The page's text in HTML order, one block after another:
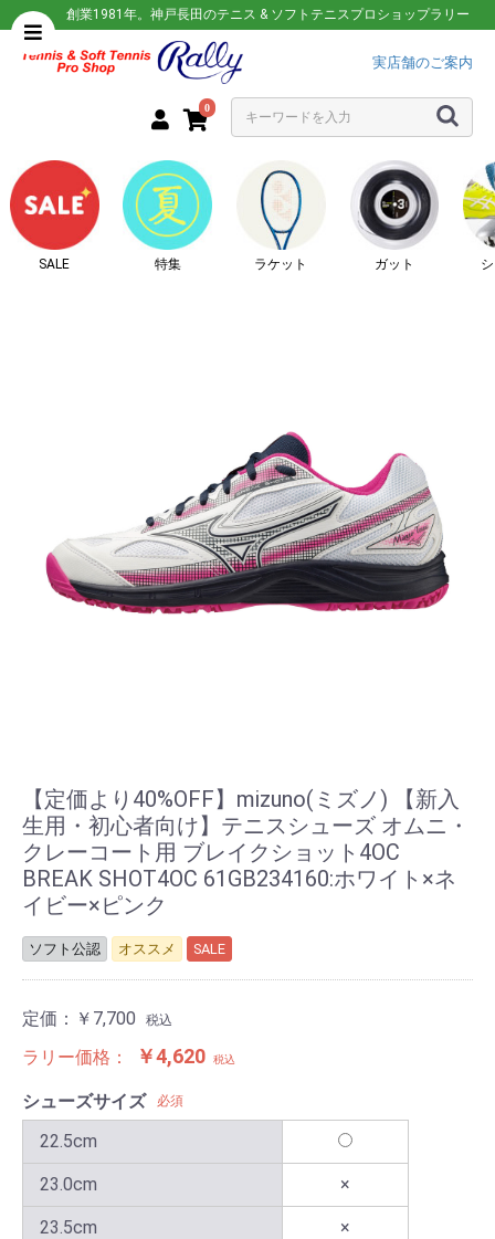
創業1981年。神戸長田のテニス & ソフトテニスプロショップラリー
実店舗のご案内
0
SALE 特集 ラケット ガット
【定価より40%OFF】mizuno(ミズノ) 【新入
生用・初心者向け】テニスシューズ オムニ・
クレーコート用 ブレイクショット4OC
BREAK SHOT4OC 61GB234160:ホワイト×ネ
イビー×ピンク
ソフト公認 オススメ SALE
定価： ￥7,700 税込
ラリー価格： ￥4,620 税込
シューズサイズ 必須
22.5cm
23.0cm ×
23.5cm ×